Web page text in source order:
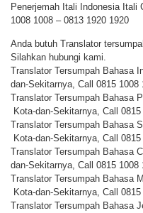
Penerjemah Itali Indonesia
1008 1008 – 0813 1920 1920
Anda butuh Translator
Silahkan hubungi kami.
Translator Tersumpah Bahasa
dan-Sekitarnya, Call 0815 1008
Translator Tersumpah Bahasa
Kota-dan-Sekitarnya, Call
Translator Tersumpah Bahasa
Kota-dan-Sekitarnya, Call
Translator Tersumpah Bahasa
dan-Sekitarnya, Call 0815 1008
Translator Tersumpah Bahasa
Kota-dan-Sekitarnya, Call
Translator Tersumpah Bahasa